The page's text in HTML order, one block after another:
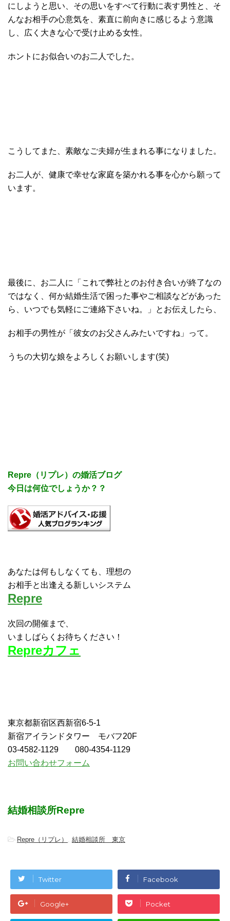
にしようと思い、その思いをすべて行動に表す男性と、そ
んなお相手の心意気を、素直に前向きに感じるよう意識
し、広く大きな心で受け止める女性。
ホントにお似合いのお二人でした。
こうしてまた、素敵なご夫婦が生まれる事になりました。
お二人が、健康で幸せな家庭を築かれる事を心から願って
います。
最後に、お二人に「これで弊社とのお付き合いが終了なの
ではなく、何か結婚生活で困った事やご相談などがあった
ら、いつでも気軽にご連絡下さいね。」とお伝えしたら、
お相手の男性が「彼女のお父さんみたいですね」って。
うちの大切な娘をよろしくお願いします(笑)
Repre（リプレ）の婚活ブログ
今日は何位でしょうか？？
あなたは何もしなくても、理想の
お相手と出逢える新しいシステム
Repre
次回の開催まで、
いましばらくお待ちください！
Repreカフェ
東京都新宿区西新宿6-5-1
新宿アイランドタワー モバフ20F
03-4582-1129 080-4354-1129
お問い合わせフォーム
結婚相談所Repre
-Repre（リプレ） , 結婚相談所 東京
Twitter Facebook
Google+ Pocket